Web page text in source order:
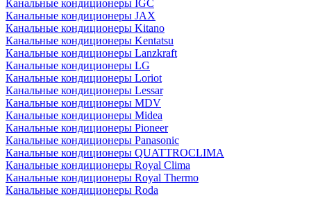
Канальные кондиционеры IGC
Канальные кондиционеры JAX
Канальные кондиционеры Kitano
Канальные кондиционеры Kentatsu
Канальные кондиционеры Lanzkraft
Канальные кондиционеры LG
Канальные кондиционеры Loriot
Канальные кондиционеры Lessar
Канальные кондиционеры MDV
Канальные кондиционеры Midea
Канальные кондиционеры Pioneer
Канальные кондиционеры Panasonic
Канальные кондиционеры QUATTROCLIMA
Канальные кондиционеры Royal Clima
Канальные кондиционеры Royal Thermo
Канальные кондиционеры Roda